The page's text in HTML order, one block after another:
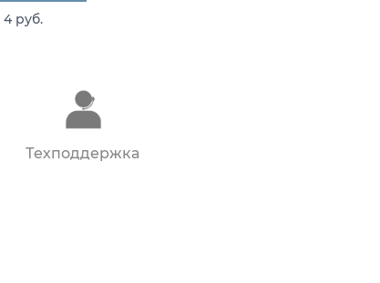
4 руб.
Техподдержка